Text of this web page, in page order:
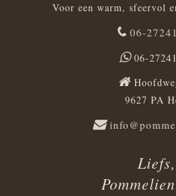
Voor een warm, sfeervol
06-
06-
9627 PA
Liefs,